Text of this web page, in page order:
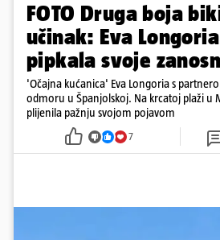
FOTO Druga boja
učinak: Eva
pipkala svoje
'Očajna kućanica' Eva Longoria s
odmoru u Španjolskoj. Na krcatoj plaži u
plijenila pažnju svojom pojavom
7